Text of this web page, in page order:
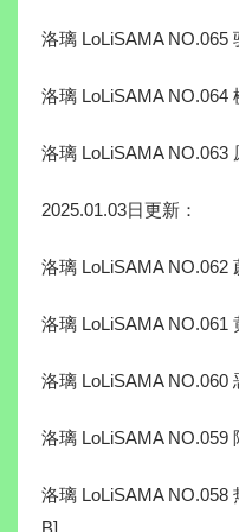
洛璃 LoLiSAMA NO.065
洛璃 LoLiSAMA NO.064
洛璃 LoLiSAMA NO.063
2025.01.03日更新：
洛璃 LoLiSAMA NO.062
洛璃 LoLiSAMA NO.061
洛璃 LoLiSAMA NO.060
洛璃 LoLiSAMA NO.059
洛璃 LoLiSAMA NO.058